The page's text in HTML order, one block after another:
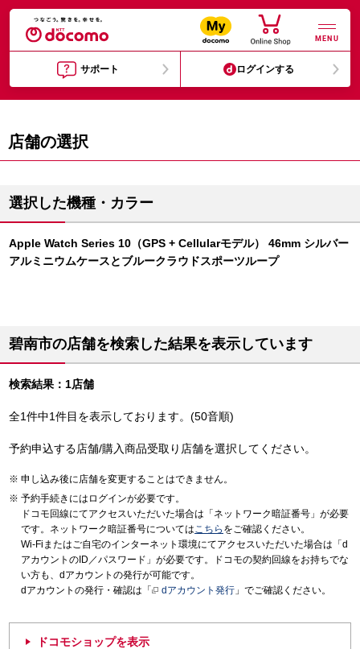
MENU
サポート ログインする
店舗の選択
選択した機種・カラー
Apple Watch Series 10（GPS + Cellularモデル） 46mm シルバー
アルミニウムケースとブルークラウドスポーツループ
碧南市の店舗を検索した結果を表示しています
検索結果：1店舗
全1件中1件目を表示しております。(50音順)
予約申込する店舗/購入商品受取り店舗を選択してください。
申し込み後に店舗を変更することはできません。
予約手続きにはログインが必要です。
ドコモ回線にてアクセスいただいた場合は「ネットワーク暗証番号」が必要
です。ネットワーク暗証番号についてはこちら をご確認ください。
Wi-Fiまたはご自宅のインターネット環境にてアクセスいただいた場合は「d
アカウントのID／パスワード」が必要です。ドコモの契約回線をお持ちでな
い方も、dアカウントの発行が可能です。
dアカウントの発行・確認は「
dアカウント発行 」でご確認ください。
ドコモショップを表示